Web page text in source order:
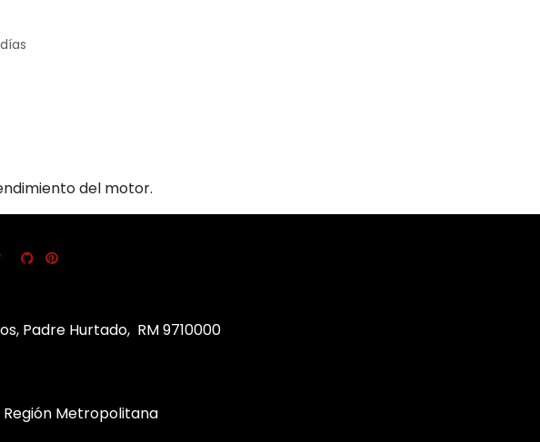
del motor.
Padre Hurtado, RM 9710000
Región Metropolitana